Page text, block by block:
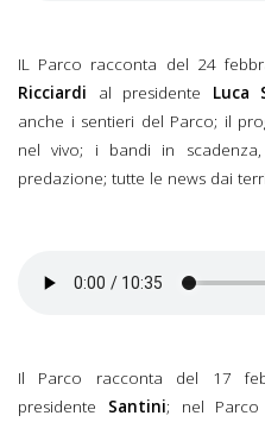
IL Parco racconta del 24
Ricciardi al presidente Luca
anche i sentieri del Parco; il
nel vivo; i bandi in
predazione; tutte le news dai
Il Parco
Il Parco racconta del 17
presidente Santini; nel Parco